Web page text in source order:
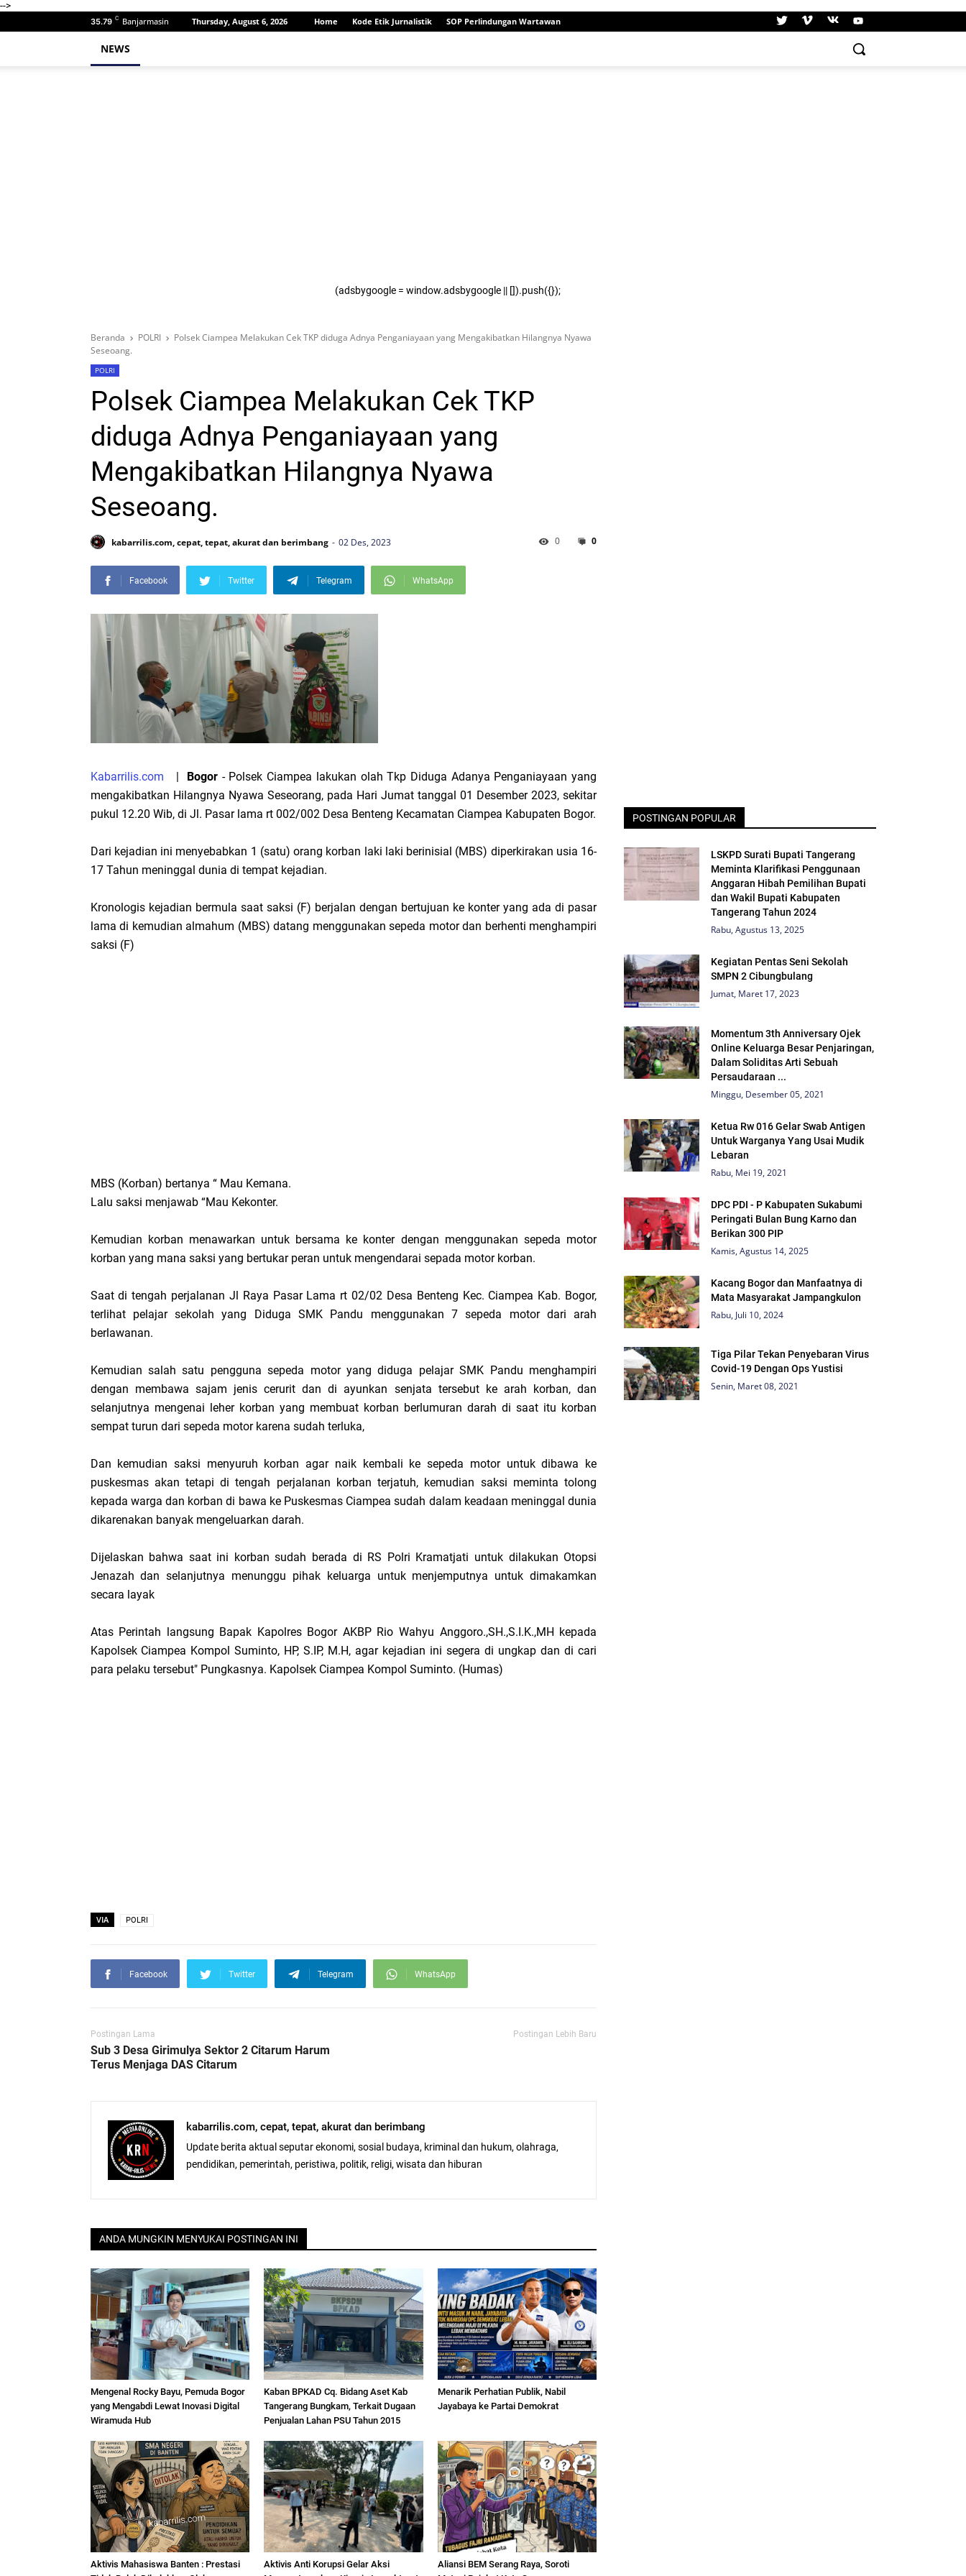
-->
35.79 C Banjarmasin Thursday, August 6, 2026 Home Kode Etik Jurnalistik SOP Perlindungan Wartawan
NEWS
(adsbygoogle = window.adsbygoogle || []).push({});
Beranda POLRI
Polsek Ciampea Melakukan Cek TKP diduga Adnya Penganiayaan yang Mengakibatkan Hilangnya Nyawa
Seseoang.
POLRI
Polsek Ciampea Melakukan Cek TKP
diduga Adnya Penganiayaan yang
Mengakibatkan Hilangnya Nyawa
Seseoang.
kabarrilis.com, cepat, tepat, akurat dan berimbang 02 Des, 2023 0
0
Facebook Twitter Telegram WhatsApp
Kabarrilis.com Bogor - Polsek Ciampea lakukan olah Tkp Diduga Adanya Penganiayaan yang
mengakibatkan Hilangnya Nyawa Seseorang, pada Hari Jumat tanggal 01 Desember 2023, sekitar
pukul 12.20 Wib, di Jl. Pasar lama rt 002/002 Desa Benteng Kecamatan Ciampea Kabupaten Bogor.
Dari kejadian ini menyebabkan 1 (satu) orang korban laki laki berinisial (MBS) diperkirakan usia 16-
17 Tahun meninggal dunia di tempat kejadian.
Kronologis kejadian bermula saat saksi (F) berjalan dengan bertujuan ke konter yang ada di pasar
lama di kemudian almahum (MBS) datang menggunakan sepeda motor dan berhenti menghampiri
saksi (F)
MBS (Korban) bertanya “ Mau Kemana.
Lalu saksi menjawab “Mau Kekonter.
Kemudian korban menawarkan untuk bersama ke konter dengan menggunakan sepeda motor
korban yang mana saksi yang bertukar peran untuk mengendarai sepada motor korban.
Saat di tengah perjalanan Jl Raya Pasar Lama rt 02/02 Desa Benteng Kec. Ciampea Kab. Bogor,
terlihat pelajar sekolah yang Diduga SMK Pandu menggunakan 7 sepeda motor dari arah
berlawanan.
Kemudian salah satu pengguna sepeda motor yang diduga pelajar SMK Pandu menghampiri
dengan membawa sajam jenis cerurit dan di ayunkan senjata tersebut ke arah korban, dan
selanjutnya mengenai leher korban yang membuat korban berlumuran darah di saat itu korban
sempat turun dari sepeda motor karena sudah terluka,
Dan kemudian saksi menyuruh korban agar naik kembali ke sepeda motor untuk dibawa ke
puskesmas akan tetapi di tengah perjalanan korban terjatuh, kemudian saksi meminta tolong
kepada warga dan korban di bawa ke Puskesmas Ciampea sudah dalam keadaan meninggal dunia
dikarenakan banyak mengeluarkan darah.
Dijelaskan bahwa saat ini korban sudah berada di RS Polri Kramatjati untuk dilakukan Otopsi
Jenazah dan selanjutnya menunggu pihak keluarga untuk menjemputnya untuk dimakamkan
secara layak
Atas Perintah langsung Bapak Kapolres Bogor AKBP Rio Wahyu Anggoro.,SH.,S.I.K.,MH kepada
Kapolsek Ciampea Kompol Suminto, HP, S.IP, M.H, agar kejadian ini segera di ungkap dan di cari
para pelaku tersebut" Pungkasnya. Kapolsek Ciampea Kompol Suminto. (Humas)
VIA POLRI
Facebook Twitter Telegram WhatsApp
Postingan Lama
Sub 3 Desa Girimulya Sektor 2 Citarum Harum
Terus Menjaga DAS Citarum
Postingan Lebih Baru
kabarrilis.com, cepat, tepat, akurat dan berimbang
Update berita aktual seputar ekonomi, sosial budaya, kriminal dan hukum, olahraga,
pendidikan, pemerintah, peristiwa, politik, religi, wisata dan hiburan
ANDA MUNGKIN MENYUKAI POSTINGAN INI
Mengenal Rocky Bayu, Pemuda Bogor
yang Mengabdi Lewat Inovasi Digital
Wiramuda Hub
Kaban BPKAD Cq. Bidang Aset Kab
Tangerang Bungkam, Terkait Dugaan
Penjualan Lahan PSU Tahun 2015
Menarik Perhatian Publik, Nabil
Jayabaya ke Partai Demokrat
Aktivis Mahasiswa Banten : Prestasi
Aktivis Anti Korupsi Gelar Aksi
Aliansi BEM Serang Raya, Soroti
POSTINGAN POPULAR
LSKPD Surati Bupati Tangerang
Meminta Klarifikasi Penggunaan
Anggaran Hibah Pemilihan Bupati
dan Wakil Bupati Kabupaten
Tangerang Tahun 2024
Rabu, Agustus 13, 2025
Kegiatan Pentas Seni Sekolah
SMPN 2 Cibungbulang
Jumat, Maret 17, 2023
Momentum 3th Anniversary Ojek
Online Keluarga Besar Penjaringan,
Dalam Soliditas Arti Sebuah
Persaudaraan ...
Minggu, Desember 05, 2021
Ketua Rw 016 Gelar Swab Antigen
Untuk Warganya Yang Usai Mudik
Lebaran
Rabu, Mei 19, 2021
DPC PDI - P Kabupaten Sukabumi
Peringati Bulan Bung Karno dan
Berikan 300 PIP
Kamis, Agustus 14, 2025
Kacang Bogor dan Manfaatnya di
Mata Masyarakat Jampangkulon
Rabu, Juli 10, 2024
Tiga Pilar Tekan Penyebaran Virus
Covid-19 Dengan Ops Yustisi
Senin, Maret 08, 2021